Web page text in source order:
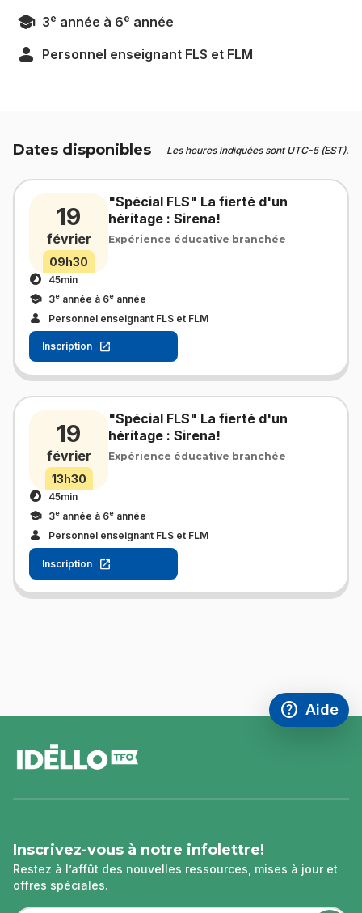
3e année à 6e année
Personnel enseignant FLS et FLM
Dates disponibles Les heures indiquées sont UTC-5 (EST).
19
février
09h30
"Spécial FLS" La fierté d'un
héritage : Sirena!
Expérience éducative branchée
45min
3e année à 6e année
Personnel enseignant FLS et FLM
Inscription
19
février
13h30
"Spécial FLS" La fierté d'un
héritage : Sirena!
Expérience éducative branchée
45min
3e année à 6e année
Personnel enseignant FLS et FLM
Inscription
help
Accéder à
Aide
,Ce lien
de
page
Inscrivez-vous à notre infolettre!
Restez à l’affût des nouvelles ressources, mises à jour et
offres spéciales.